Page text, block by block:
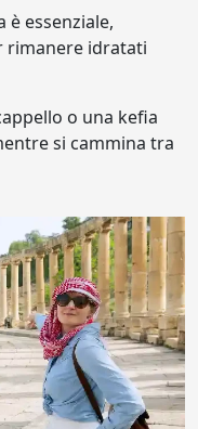
è essenziale,
rimanere idratati
o una kefia
si cammina tra